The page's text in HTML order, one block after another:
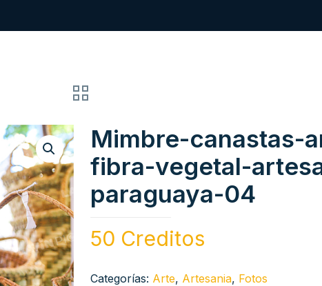
Mimbre-canastas-
fibra-vegetal-
paraguaya-04
50 Creditos
Categorías: Arte, Artesania, Fotos